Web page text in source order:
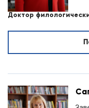
Доктор